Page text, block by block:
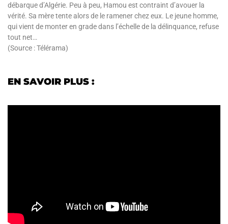
débarque d’Algérie. Peu à peu, Hamou est contraint d’avouer la
vérité. Sa mère tente alors de le ramener chez eux. Le jeune homme,
qui vient de monter en grade dans l’échelle de la délinquance, refuse
tout net…
(Source : Télérama)
EN SAVOIR PLUS :